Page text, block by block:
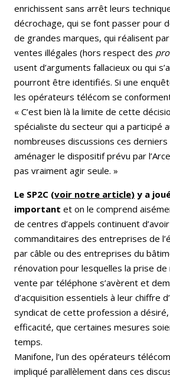
enrichissent sans arrêt leurs
décrochage, qui se font passer pour
de grandes marques, qui réalisent
ventes illégales (hors respect des
usent d’arguments fallacieux ou qui
pourront être identifiés. Si une
les opérateurs télécom se
« C’est bien là la limite de cette
spécialiste du secteur qui a participé
nombreuses discussions ces
aménager le dispositif prévu par
pas vraiment agir seule. »
Le SP2C (voir notre article) y a
important et on le comprend
de centres d’appels continuent
commanditaires des entreprises de
par câble ou des entreprises du
rénovation pour lesquelles la prise
vente par téléphone s’avèrent et
d’acquisition essentiels à leur chiffre
syndicat de cette profession a
efficacité, que certaines mesures
temps.
Manifone, l’un des opérateurs
impliqué parallèlement dans ces